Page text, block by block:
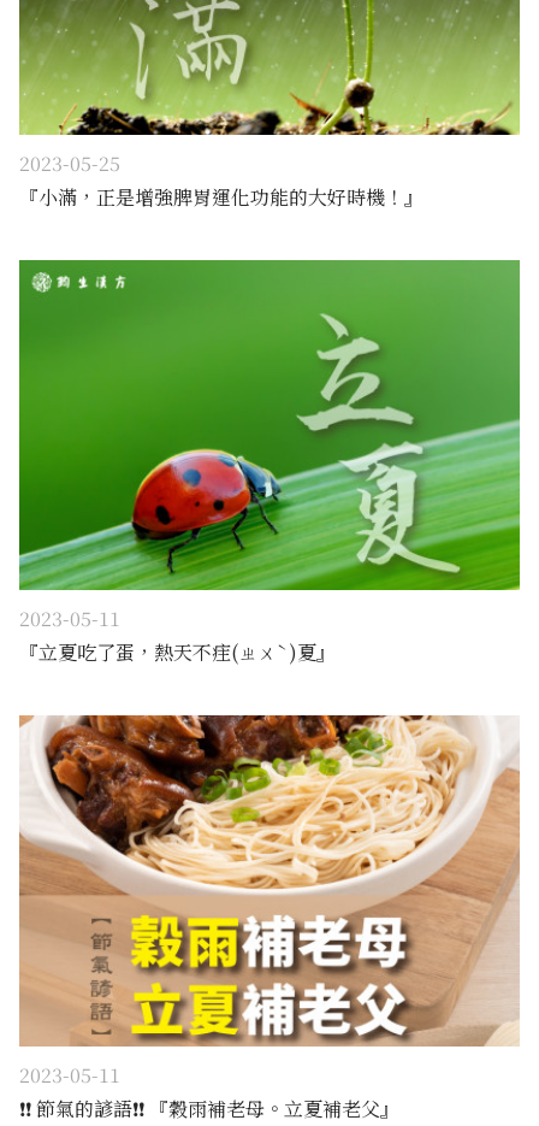
2023-05-25
『小滿，正是增強脾胃運化功能的大好時機！』
2023-05-11
『立夏吃了蛋，熱天不疰(ㄓㄨˋ)夏』
2023-05-11
❗️❗️ 節氣的諺語❗️❗️ 『穀雨補老母。立夏補老父』